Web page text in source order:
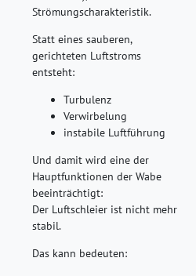
Strömungscharakteristik.
Statt eines sauberen,
gerichteten Luftstroms
entsteht:
Turbulenz
Verwirbelung
instabile Luftführung
Und damit wird eine der
Hauptfunktionen der Wabe
beeinträchtigt:
Der Luftschleier ist nicht mehr
stabil.
Das kann bedeuten: